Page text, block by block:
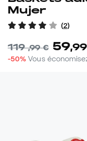
Mujer
(2)
119,99 € 59,99
-50% Vous